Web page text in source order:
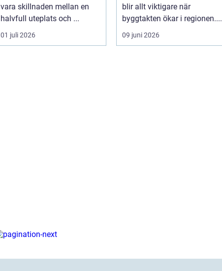
vara skillnaden mellan en
halvfull uteplats och ...
01 juli 2026
blir allt viktigare när
byggtakten ökar i regionen....
09 juni 2026